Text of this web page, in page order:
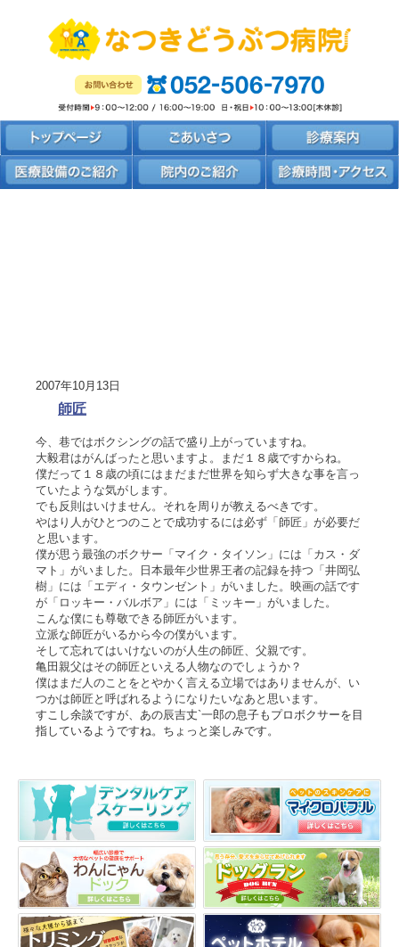
2007年10月13日
師匠
今、巷ではボクシングの話で盛り上がっていますね。
大毅君はがんばったと思いますよ。まだ１８歳ですからね。
僕だって１８歳の頃にはまだまだ世界を知らず大きな事を言っ
ていたような気がします。
でも反則はいけません。それを周りが教えるべきです。
やはり人がひとつのことで成功するには必ず「師匠」が必要だ
と思います。
僕が思う最強のボクサー「マイク・タイソン」には「カス・ダ
マト」がいました。日本最年少世界王者の記録を持つ「井岡弘
樹」には「エディ・タウンゼント」がいました。映画の話です
が「ロッキー・バルボア」には「ミッキー」がいました。
こんな僕にも尊敬できる師匠がいます。
立派な師匠がいるから今の僕がいます。
そして忘れてはいけないのが人生の師匠、父親です。
亀田親父はその師匠といえる人物なのでしょうか？
僕はまだ人のことをとやかく言える立場ではありませんが、い
つかは師匠と呼ばれるようになりたいなあと思います。
すこし余談ですが、あの辰吉丈`一郎の息子もプロボクサーを目
指しているようですね。ちょっと楽しみです。